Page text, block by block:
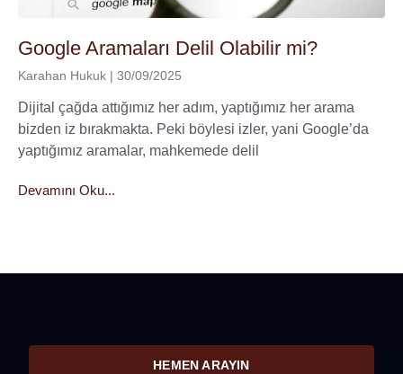
Google Aramaları Delil Olabilir mi?
Karahan Hukuk 30/09/2025
Dijital çağda attığımız her adım, yaptığımız her arama
bizden iz bırakmakta. Peki böylesi izler, yani Google’da
yaptığımız aramalar, mahkemede delil
Devamını Oku...
HEMEN ARAYIN